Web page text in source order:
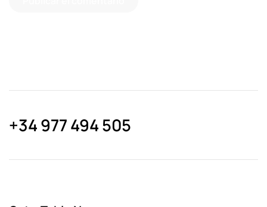
+34 977 494 505